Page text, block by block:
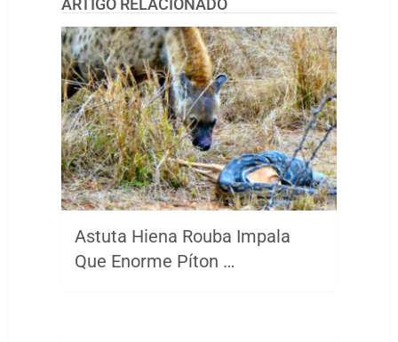
ARTIGO RELACIONADO
Astuta Hiena Rouba Impala
Que Enorme Píton …